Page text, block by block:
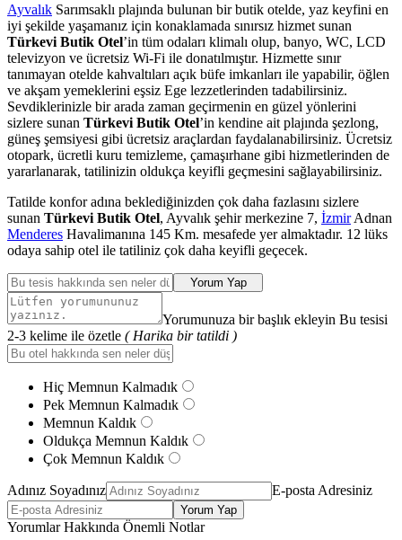
Ayvalık Sarımsaklı plajında bulunan bir butik otelde, yaz keyfini en
iyi şekilde yaşamanız için konaklamada sınırsız hizmet sunan
Türkevi Butik Otel’in tüm odaları klimalı olup, banyo, WC, LCD
televizyon ve ücretsiz Wi-Fi ile donatılmıştır. Hizmette sınır
tanımayan otelde kahvaltıları açık büfe imkanları ile yapabilir, öğlen
ve akşam yemeklerini eşsiz Ege lezzetlerinden tadabilirsiniz.
Sevdiklerinizle bir arada zaman geçirmenin en güzel yönlerini
sizlere sunan Türkevi Butik Otel’in kendine ait plajında şezlong,
güneş şemsiyesi gibi ücretsiz araçlardan faydalanabilirsiniz. Ücretsiz
otopark, ücretli kuru temizleme, çamaşırhane gibi hizmetlerinden de
yararlanarak, tatilinizin oldukça keyifli geçmesini sağlayabilirsiniz.
Tatilde konfor adına beklediğinizden çok daha fazlasını sizlere
sunan Türkevi Butik Otel, Ayvalık şehir merkezine 7, İzmirAdnan
Menderes Havalimanına 145 Km. mesafede yer almaktadır. 12 lüks
odaya sahip otel ile tatiliniz çok daha keyifli geçecek.
Yorum Yap
Yorumunuza bir başlık ekleyin Bu tesisi
2-3 kelime ile özetle ( Harika bir tatildi )
Hiç Memnun Kalmadık
Pek Memnun Kalmadık
Memnun Kaldık
Oldukça Memnun Kaldık
Çok Memnun Kaldık
Adınız Soyadınız E-posta Adresiniz
Yorum Yap
Yorumlar Hakkında Önemli Notlar